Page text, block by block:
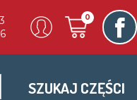
0
SZUKAJ CZĘŚCI